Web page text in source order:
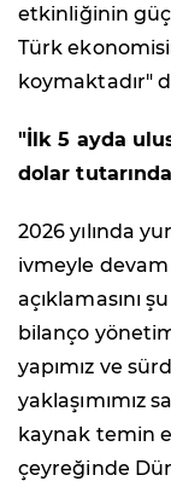
etkinliğinin
Türk
koymaktadır"
"İlk 5 ayda
dolar
2026 yılında
ivmeyle
açıklamasını
bilanço
yapımız ve
yaklaşımımız
kaynak temin
çeyreğinde